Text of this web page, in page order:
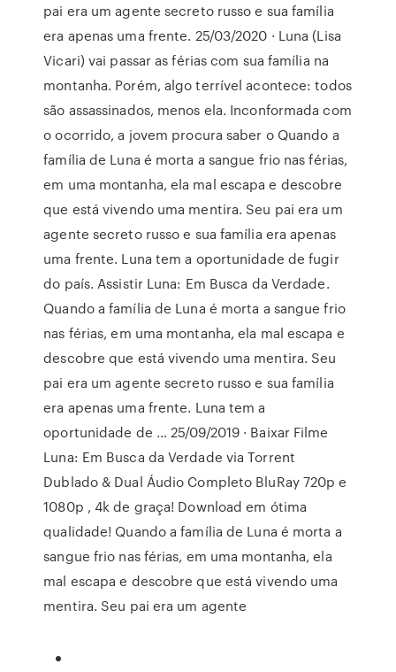
pai era um agente secreto russo e sua família
era apenas uma frente. 25/03/2020 · Luna (Lisa
Vicari) vai passar as férias com sua família na
montanha. Porém, algo terrível acontece: todos
são assassinados, menos ela. Inconformada com
o ocorrido, a jovem procura saber o Quando a
família de Luna é morta a sangue frio nas férias,
em uma montanha, ela mal escapa e descobre
que está vivendo uma mentira. Seu pai era um
agente secreto russo e sua família era apenas
uma frente. Luna tem a oportunidade de fugir
do país. Assistir Luna: Em Busca da Verdade.
Quando a família de Luna é morta a sangue frio
nas férias, em uma montanha, ela mal escapa e
descobre que está vivendo uma mentira. Seu
pai era um agente secreto russo e sua família
era apenas uma frente. Luna tem a
oportunidade de … 25/09/2019 · Baixar Filme
Luna: Em Busca da Verdade via Torrent
Dublado & Dual Áudio Completo BluRay 720p e
1080p , 4k de graça! Download em ótima
qualidade! Quando a família de Luna é morta a
sangue frio nas férias, em uma montanha, ela
mal escapa e descobre que está vivendo uma
mentira. Seu pai era um agente